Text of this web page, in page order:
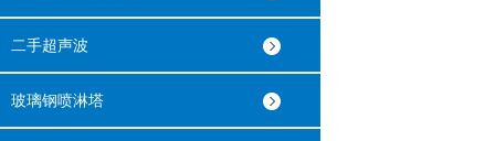
二手超声波
玻璃钢喷淋塔